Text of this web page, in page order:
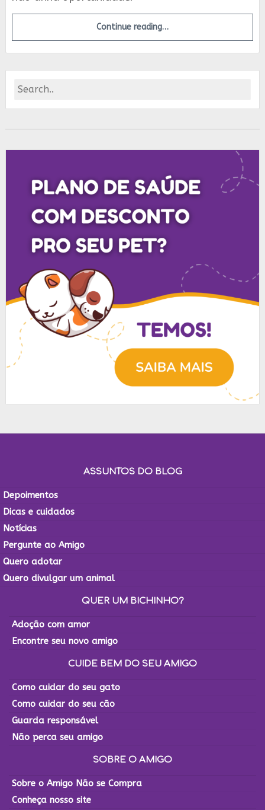
Continue reading…
ASSUNTOS DO BLOG
Depoimentos
Dicas e cuidados
Notícias
Pergunte ao Amigo
Quero adotar
Quero divulgar um animal
QUER UM BICHINHO?
Adoção com amor
Encontre seu novo amigo
CUIDE BEM DO SEU AMIGO
Como cuidar do seu gato
Como cuidar do seu cão
Guarda responsável
Não perca seu amigo
SOBRE O AMIGO
Sobre o Amigo Não se Compra
Conheça nosso site